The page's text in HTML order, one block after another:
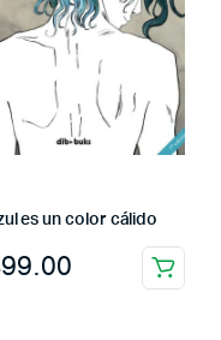
es un color cálido